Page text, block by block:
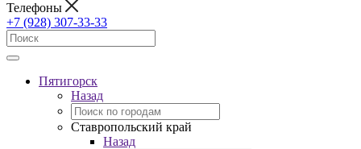
Телефоны
+7 (928) 307-33-33
Пятигорск
Назад
Ставропольский край
Назад